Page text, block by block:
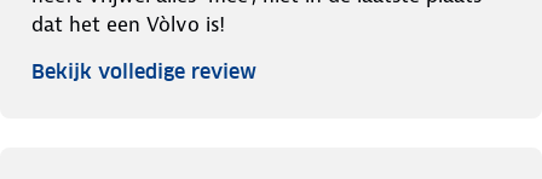
dat het een Vòlvo is!
Bekijk volledige review